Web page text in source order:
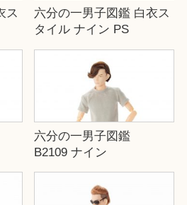
ス
六分の一男子図鑑 白衣ス
タイル ナイン PS
六分の一男子図鑑
B2109 ナイン